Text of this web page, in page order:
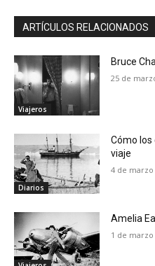
ARTÍCULOS RELACIONADOS
Viajeros
Bruce
25 de
Diarios
Cómo los
viaje
4 de marzo
Amelia
1 de marzo